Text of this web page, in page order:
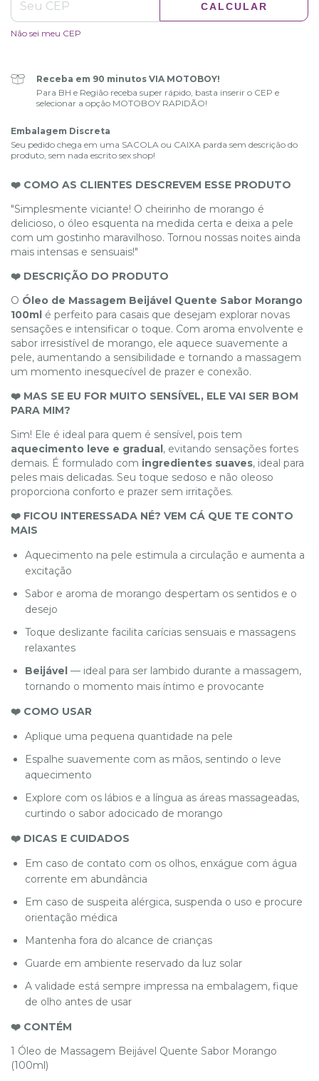
Entregas para o CEP: ALTERAR CEP
CALCULAR
Não sei meu CEP
Receba em 90 minutos VIA MOTOBOY!
Para BH e Região receba super rápido, basta inserir o CEP e
selecionar a opção MOTOBOY RAPIDÃO!
Embalagem Discreta
Seu pedido chega em uma SACOLA ou CAIXA parda sem descrição do
produto, sem nada escrito sex shop!
❤️ COMO AS CLIENTES DESCREVEM ESSE PRODUTO
"Simplesmente viciante! O cheirinho de morango é
delicioso, o óleo esquenta na medida certa e deixa a pele
com um gostinho maravilhoso. Tornou nossas noites ainda
mais intensas e sensuais!"
❤️ DESCRIÇÃO DO PRODUTO
O Óleo de Massagem Beijável Quente Sabor Morango
100ml é perfeito para casais que desejam explorar novas
sensações e intensificar o toque. Com aroma envolvente e
sabor irresistível de morango, ele aquece suavemente a
pele, aumentando a sensibilidade e tornando a massagem
um momento inesquecível de prazer e conexão.
❤️ MAS SE EU FOR MUITO SENSÍVEL, ELE VAI SER BOM
PARA MIM?
Sim! Ele é ideal para quem é sensível, pois tem
aquecimento leve e gradual, evitando sensações fortes
demais. É formulado com ingredientes suaves, ideal para
peles mais delicadas. Seu toque sedoso e não oleoso
proporciona conforto e prazer sem irritações.
❤️ FICOU INTERESSADA NÉ? VEM CÁ QUE TE CONTO
MAIS
Aquecimento na pele estimula a circulação e aumenta a
excitação
Sabor e aroma de morango despertam os sentidos e o
desejo
Toque deslizante facilita carícias sensuais e massagens
relaxantes
Beijável — ideal para ser lambido durante a massagem,
tornando o momento mais íntimo e provocante
❤️ COMO USAR
Aplique uma pequena quantidade na pele
Espalhe suavemente com as mãos, sentindo o leve
aquecimento
Explore com os lábios e a língua as áreas massageadas,
curtindo o sabor adocicado de morango
❤️ DICAS E CUIDADOS
Em caso de contato com os olhos, enxágue com água
corrente em abundância
Em caso de suspeita alérgica, suspenda o uso e procure
orientação médica
Mantenha fora do alcance de crianças
Guarde em ambiente reservado da luz solar
A validade está sempre impressa na embalagem, fique
de olho antes de usar
❤️ CONTÉM
1 Óleo de Massagem Beijável Quente Sabor Morango
(100ml)